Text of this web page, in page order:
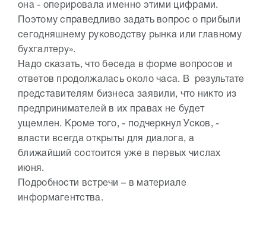
она - оперировала именно этими цифрами.
Поэтому справедливо задать вопрос о прибыли
сегодняшнему руководству рынка или главному
бухгалтеру».
Надо сказать, что беседа в форме вопросов и
ответов продолжалась около часа. В результате
представителям бизнеса заявили, что никто из
предпринимателей в их правах не будет
ущемлен. Кроме того, - подчеркнул Усков, -
власти всегда открыты для диалога, а
ближайший состоится уже в первых числах
июня.
Подробности встречи – в материале
информагентства.